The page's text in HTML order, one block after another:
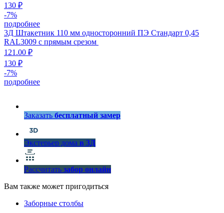
130 ₽
-7%
подробнее
3Д Штакетник 110 мм односторонний ПЭ Стандарт 0,45
RAL3009 с прямым срезом
121.00 ₽
130 ₽
-7%
подробнее
Заказать бесплатный замер
Экстерьер дома в 3Д
Рассчитать забор онлайн
Вам также может пригодиться
Заборные столбы